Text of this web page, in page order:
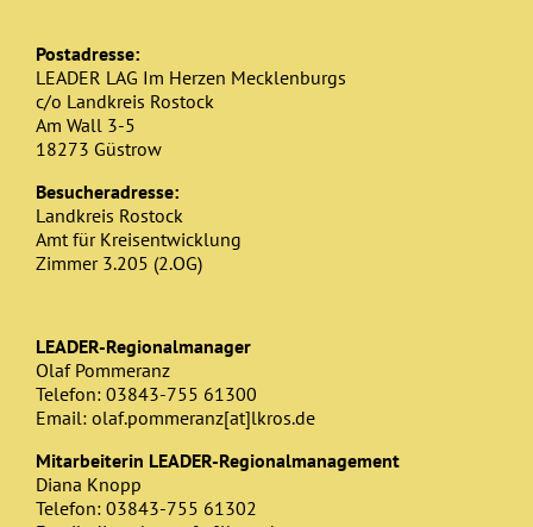
Postadresse:
LEADER LAG Im Herzen Mecklenburgs
c/o Landkreis Rostock
Am Wall 3-5
18273 Güstrow
Besucheradresse:
Landkreis Rostock
Amt für Kreisentwicklung
Zimmer 3.205 (2.OG)
LEADER-Regionalmanager
Olaf Pommeranz
Telefon: 03843-755 61300
Email: olaf.pommeranz[at]lkros.de
Mitarbeiterin LEADER-Regionalmanagement
Diana Knopp
Telefon: 03843-755 61302